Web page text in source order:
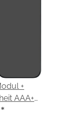
+
AAA+
für Apple
*